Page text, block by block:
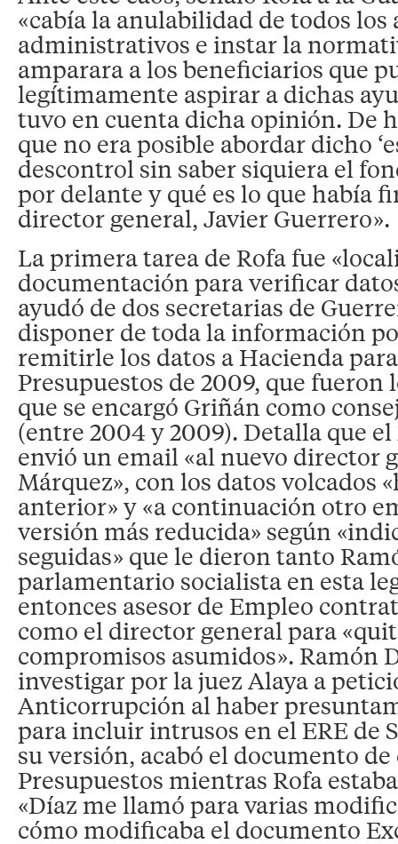
«cabía la anulabilidad de todos los
administrativos e instar la
amparara a los beneficiarios que
legítimamente aspirar a dichas
tuvo en cuenta dicha opinión. De
que no era posible abordar dicho
descontrol sin saber siquiera el
por delante y qué es lo que había
director general, Javier Guerrero».
La primera tarea de Rofa fue
documentación para verificar
ayudó de dos secretarias de
disponer de toda la información
remitirle los datos a Hacienda
Presupuestos de 2009, que fueron
que se encargó Griñán como
(entre 2004 y 2009). Detalla que el
envió un email «al nuevo director
Márquez», con los datos volcados
anterior» y «a continuación otro
versión más reducida» según
seguidas» que le dieron tanto
parlamentario socialista en esta
entonces asesor de Empleo
como el director general para
compromisos asumidos». Ramón
investigar por la juez Alaya a
Anticorrupción al haber
para incluir intrusos en el ERE de
su versión, acabó el documento de
Presupuestos mientras Rofa
«Díaz me llamó para varias
cómo modificaba el documento